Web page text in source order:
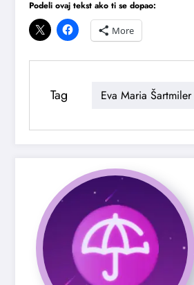
Podeli ovaj tekst ako ti se dopao:
More
Tag Eva Maria Šartmiler